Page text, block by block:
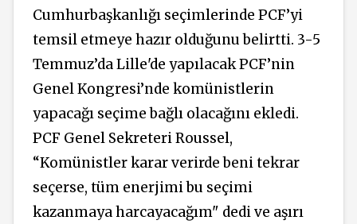
Cumhurbaşkanlığı seçimlerinde PCF’yi
temsil etmeye hazır olduğunu belirtti. 3-5
Temmuz’da Lille'de yapılacak PCF’nin
Genel Kongresi’nde komünistlerin
yapacağı seçime bağlı olacağını ekledi.
PCF Genel Sekreteri Roussel,
“Komünistler karar verirde beni tekrar
seçerse, tüm enerjimi bu seçimi
kazanmaya harcayacağım" dedi ve aşırı